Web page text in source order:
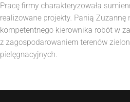
Pracę firmy charakteryzowała
realizowane projekty. Panią
kompetentnego kierownika robót w
z zagospodarowaniem terenów
pielęgnacyjnych.